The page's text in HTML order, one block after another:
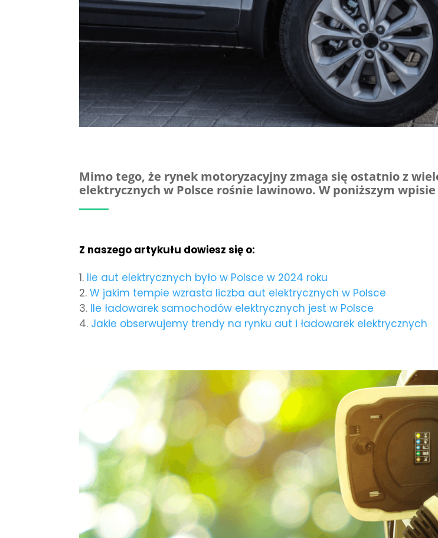
Mimo tego, że rynek motoryzacyjny zmaga się ostatnio z
elektrycznych w Polsce rośnie lawinowo. W poniższym
Z naszego artykułu dowiesz się o:
Ile aut elektrycznych było w Polsce w 2024 roku
W jakim tempie wzrasta liczba aut elektrycznych w Polsce
Ile ładowarek samochodów elektrycznych jest w Polsce
Jakie obserwujemy trendy na rynku aut i ładowarek elektrycznych